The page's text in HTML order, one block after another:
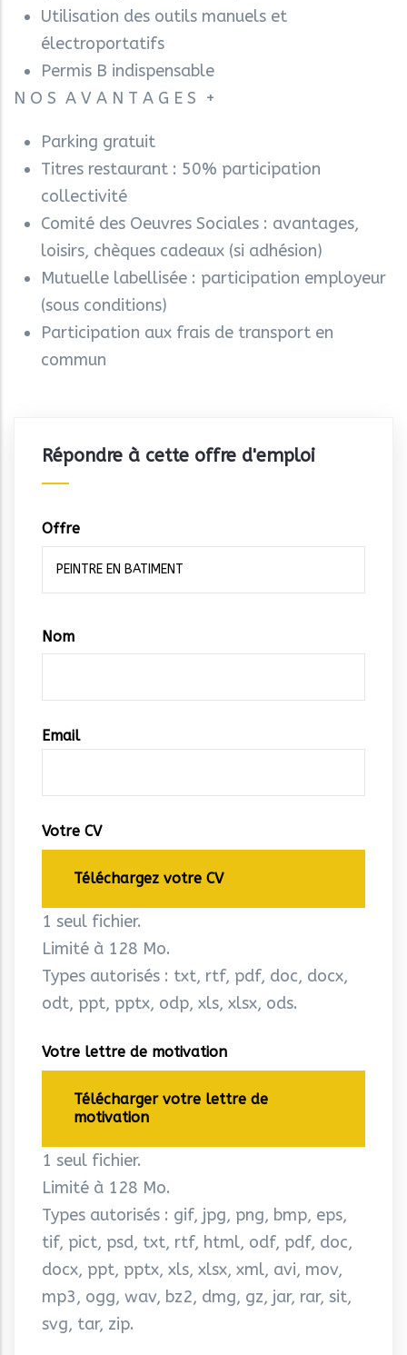
Utilisation des outils manuels et
électroportatifs
Permis B indispensable
N O S A V A N T A G E S +
Parking gratuit
Titres restaurant : 50% participation
collectivité
Comité des Oeuvres Sociales : avantages,
loisirs, chèques cadeaux (si adhésion)
Mutuelle labellisée : participation employeur
(sous conditions)
Participation aux frais de transport en
commun
Répondre à cette offre d'emploi
Offre
Vos
Nom
Email
Votre CV
Téléchargez votre CV
1 seul fichier.
Limité à 128 Mo.
Types autorisés : txt, rtf, pdf, doc, docx,
odt, ppt, pptx, odp, xls, xlsx, ods.
Votre lettre de motivation
Télécharger votre lettre de
motivation
1 seul fichier.
Limité à 128 Mo.
Types autorisés : gif, jpg, png, bmp, eps,
tif, pict, psd, txt, rtf, html, odf, pdf, doc,
docx, ppt, pptx, xls, xlsx, xml, avi, mov,
mp3, ogg, wav, bz2, dmg, gz, jar, rar, sit,
svg, tar, zip.